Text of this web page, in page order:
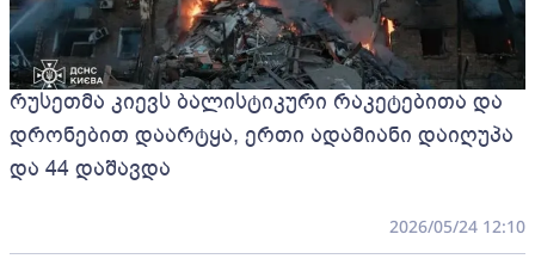
რუსეთმა კიევს ბალისტიკური რაკეტებითა და
დრონებით დაარტყა, ერთი ადამიანი დაიღუპა
და 44 დაშავდა
2026/05/24 12:10